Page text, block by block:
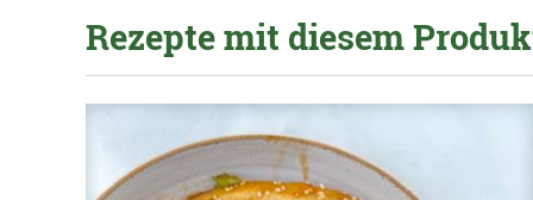
Rezepte mit diesem